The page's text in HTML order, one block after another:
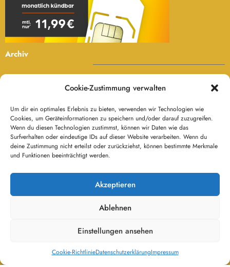
Cookie-Zustimmung verwalten
Um dir ein optimales Erlebnis zu bieten, verwenden wir Technologien wie
Cookies, um Geräteinformationen zu speichern und/oder darauf zuzugreifen.
Wenn du diesen Technologien zustimmst, können wir Daten wie das
Surfverhalten oder eindeutige IDs auf dieser Website verarbeiten. Wenn du
deine Zustimmung nicht erteilst oder zurückziehst, können bestimmte Merkmale
und Funktionen beeinträchtigt werden.
Akzeptieren
Ablehnen
Einstellungen ansehen
Cookie-RichtlinieDatenschutzerklärungImpressum
Registrieren
Gewerbe- oder Autorenanmeldung
Passwort vergessen
Passwort ändern
Agb’s
Besucher:
Besucher heute:
Besucher gestern: